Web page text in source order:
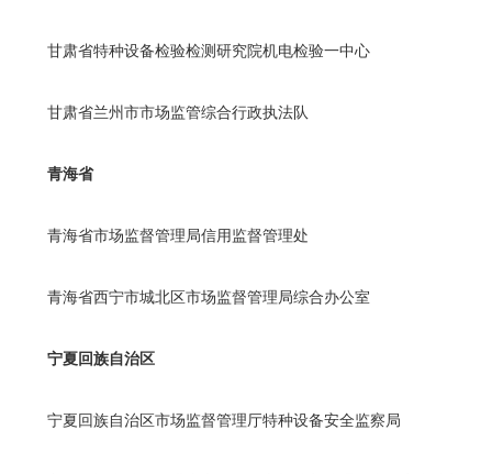
甘肃省特种设备检验检测研究院机电检验一中心
甘肃省兰州市市场监管综合行政执法队
青海省
青海省市场监督管理局信用监督管理处
青海省西宁市城北区市场监督管理局综合办公室
宁夏回族自治区
宁夏回族自治区市场监督管理厅特种设备安全监察局